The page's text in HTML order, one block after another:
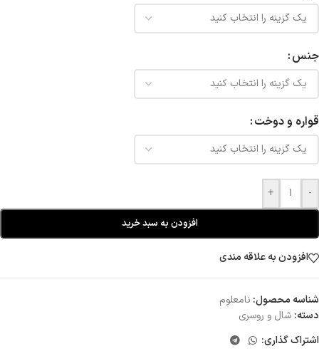
جنس
قواره و دوخت
-
+
افزودن به سبد خرید
افزودن به علاقه مندی
شناسه محصول: نامعلوم
دسته: شال و روسری
اشتراک گذاری: